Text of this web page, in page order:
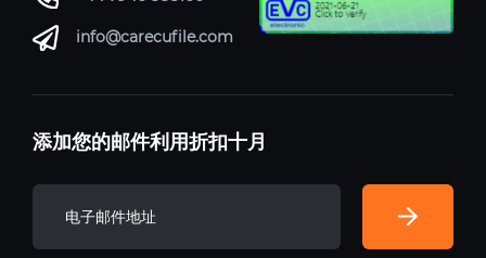
info@carecufile.com
添加您的邮件利用折扣十月